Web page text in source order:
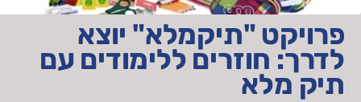
פרויקט "תיקמלא" יוצא
לדרך: חוזרים ללימודים עם
תיק מלא